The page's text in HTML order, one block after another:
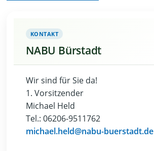
KONTAKT
NABU Bürstadt
Wir sind für Sie da!
1. Vorsitzender
Michael Held
Tel.: 06206-9511762
michael.held@nabu-buerstadt.de